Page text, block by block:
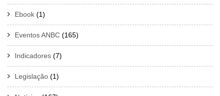
Ebook (1)
Eventos ANBC (165)
Indicadores (7)
Legislação (1)